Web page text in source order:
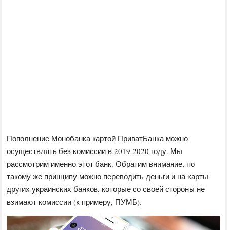
Пополнение Монобанка картой ПриватБанка можно
осуществлять без комиссии в 2019-2020 году. Мы
рассмотрим именно этот банк. Обратим внимание, по
такому же принципу можно переводить деньги и на карты
других украинских банков, которые со своей стороны не
взимают комиссии (к примеру, ПУМБ).